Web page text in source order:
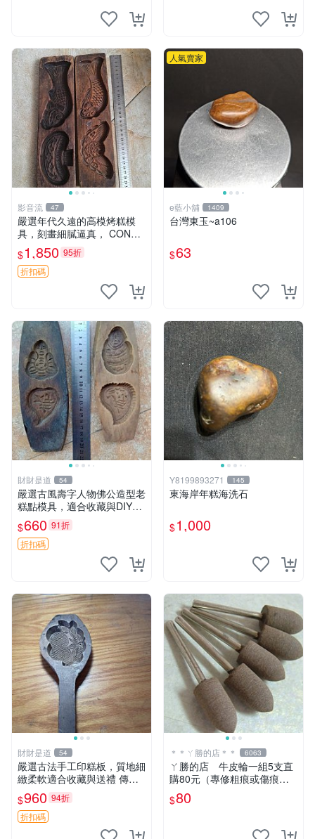
影音流 47
嚴選年代久遠的高模烤糕模
具，刻畫細膩逼真， CONDI
TION 良好，建議購買前詳查
照片。老高模 烤糕模具 刻花
模具
$1,850 95折
折扣碼
人氣賣家
e藍小舖 1409
台灣東玉~a106
$63
財財是道 54
嚴選古風壽字人物佛公造型老
糕點模具，適合收藏與DIY創
作 餐桌用品 壽宴喜慶
$660 91折
折扣碼
Y8199893271 145
東海岸年糕海洗石
$1,000
財財是道 54
嚴選古法手工印糕板，質地細
緻柔軟適合收藏與送禮 傳統
手工印糕模具 精致耐用 難得
好物 板模 印糕 模具
$960 94折
折扣碼
＊＊ㄚ勝的店＊＊ 6063
ㄚ勝的店 牛皮輪一組5支直
購80元（專修粗痕或傷痕）
輕鬆容易請看照片～
$80